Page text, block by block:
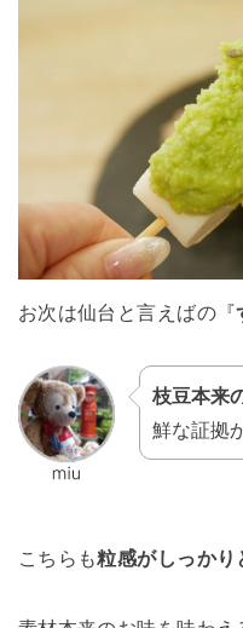
お次は仙台と言えばの『
枝豆本来
鮮な証拠
こちらも粒感がしっかり